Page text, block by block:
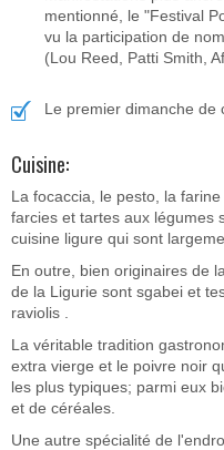
mentionné, le "Festival
vu la participation de
(Lou Reed, Patti Smith,
Le premier dimanche de
Cuisine:
La focaccia, le pesto, la
farcies et tartes aux légumes
cuisine ligure qui sont
En outre, bien originaires de
de la Ligurie sont sgabei et
raviolis .
La véritable tradition
extra vierge et le poivre noir
les plus typiques; parmi eux
et de céréales.
Une autre spécialité de